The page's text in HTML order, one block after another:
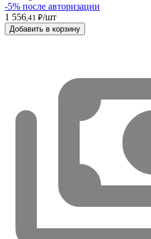
-5% после авторизации
1 556 ,41 ₽/шт
Добавить в корзину